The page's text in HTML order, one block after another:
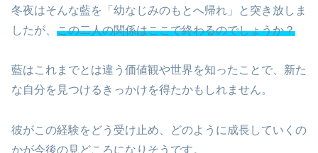
冬夜はそんな藍を「幼なじみのもとへ帰れ」と突き放しま
したが、 この二人の関係はここで終わるのでしょうか？
藍はこれまでとは違う価値観や世界を知ったことで、新た
な自分を見つけるきっかけを得たかもしれません。
彼がこの経験をどう受け止め、どのように成長していくの
かが今後の見どころになりそうです。